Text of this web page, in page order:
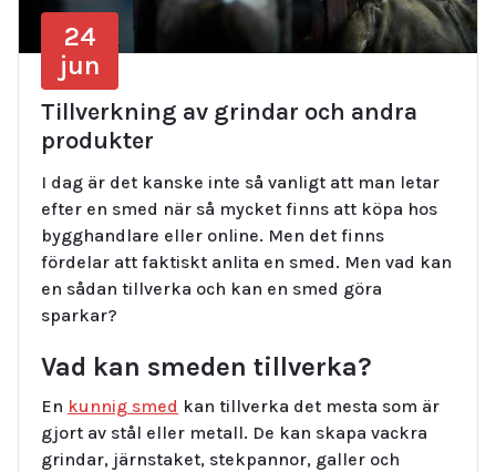
24
jun
Tillverkning av grindar och andra
produkter
I dag är det kanske inte så vanligt att man letar
efter en smed när så mycket finns att köpa hos
bygghandlare eller online. Men det finns
fördelar att faktiskt anlita en smed. Men vad kan
en sådan tillverka och kan en smed göra
sparkar?
Vad kan smeden tillverka?
En kunnig smed kan tillverka det mesta som är
gjort av stål eller metall. De kan skapa vackra
grindar, järnstaket, stekpannor, galler och